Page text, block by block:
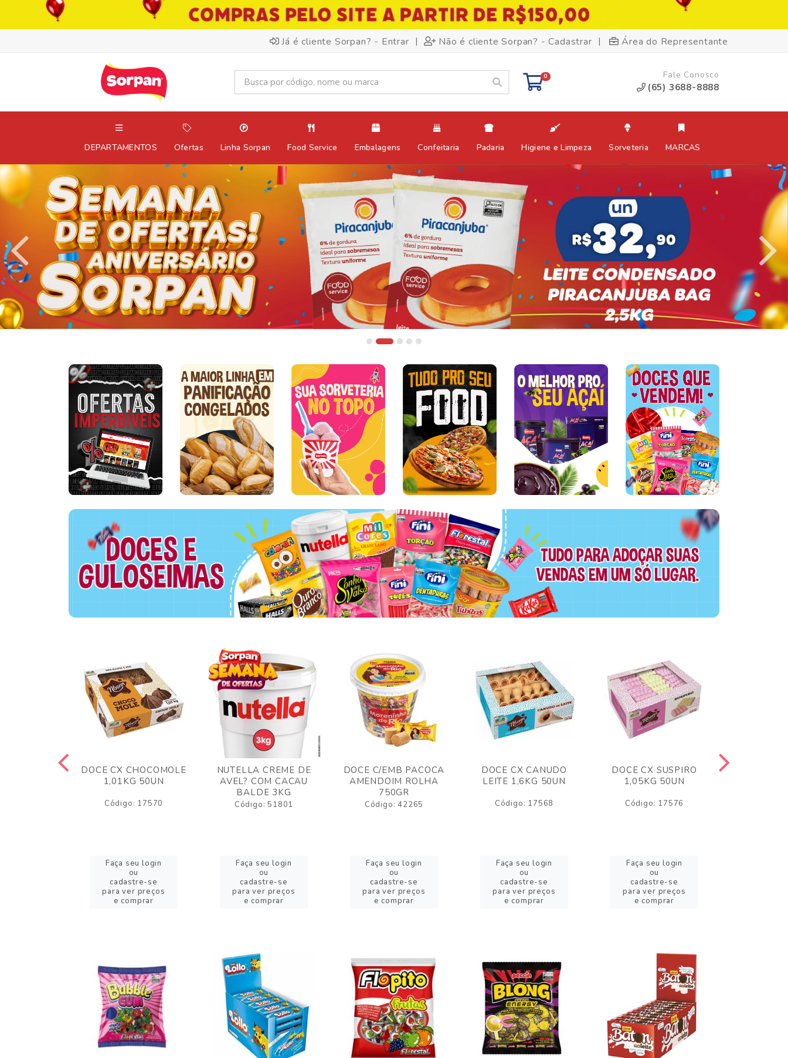
Já é cliente Sorpan? - Entrar | Não é cliente Sorpan? - Cadastrar | Área do Representante
0 Fale Conosco
(65) 3688-8888
DEPARTAMENTOS Ofertas Linha Sorpan Food Service Embalagens Confeitaria Padaria Higiene e Limpeza Sorveteria MARCAS
DOCE CX CHOCOMOLE
1,01KG 50UN
Código: 17570
Faça seu login
ou
cadastre-se
para ver preços
e comprar
NUTELLA CREME DE
AVEL? COM CACAU
BALDE 3KG
Código: 51801
Faça seu login
ou
cadastre-se
para ver preços
e comprar
DOCE C/EMB PACOCA
AMENDOIM ROLHA
750GR
Código: 42265
Faça seu login
ou
cadastre-se
para ver preços
e comprar
DOCE CX CANUDO
LEITE 1,6KG 50UN
Código: 17568
Faça seu login
ou
cadastre-se
para ver preços
e comprar
DOCE CX SUSPIRO
1,05KG 50UN
Código: 17576
Faça seu login
ou
cadastre-se
para ver preços
e comprar